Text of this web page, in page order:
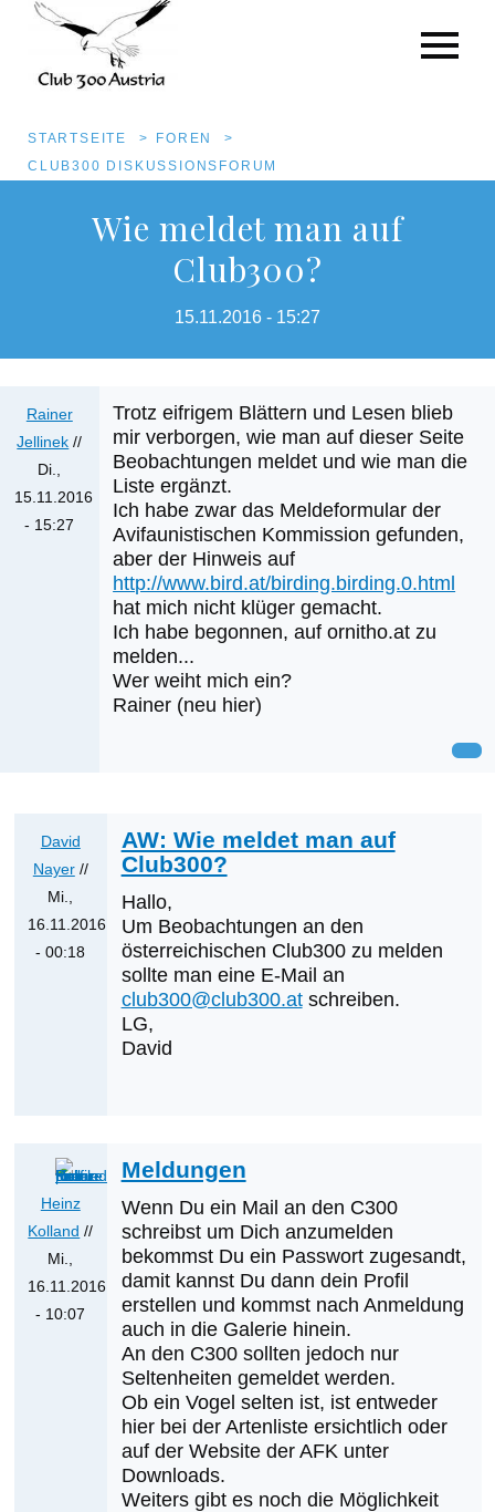
Direkt
Pfadnavigation
STARTSEITE
FOREN
CLUB300 DISKUSSIONSFORUM
Wie meldet man auf
Club300?
15.11.2016 - 15:27
Rainer
Jellinek //
Di.,
15.11.2016
- 15:27
Trotz eifrigem Blättern und Lesen blieb
mir verborgen, wie man auf dieser Seite
Beobachtungen meldet und wie man die
Liste ergänzt.
Ich habe zwar das Meldeformular der
Avifaunistischen Kommission gefunden,
aber der Hinweis auf
http://www.bird.at/birding.birding.0.html
hat mich nicht klüger gemacht.
Ich habe begonnen, auf ornitho.at zu
melden...
Wer weiht mich ein?
Rainer (neu hier)
David
Nayer//
Mi.,
16.11.2016
- 00:18
sein?
von
Klaus
Cerjak
AW: Wie meldet man auf
Club300?
Hallo,
Um Beobachtungen an den
österreichischen Club300 zu melden
sollte man eine E-Mail an
club300@club300.atschreiben.
LG,
David
Heinz
Kolland //
Mi.,
16.11.2016
- 10:07
Meldungen
Wenn Du ein Mail an den C300
schreibst um Dich anzumelden
bekommst Du ein Passwort zugesandt,
damit kannst Du dann dein Profil
erstellen und kommst nach Anmeldung
auch in die Galerie hinein.
An den C300 sollten jedoch nur
Seltenheiten gemeldet werden.
Ob ein Vogel selten ist, ist entweder
hier bei der Artenliste ersichtlich oder
auf der Website der AFK unter
Downloads.
Weiters gibt es noch die Möglichkeit